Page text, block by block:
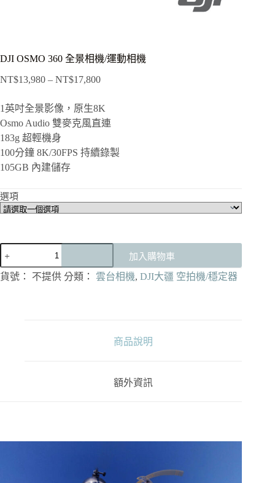
DJI OSMO 360 全景相機/運動相機
NT$13,980 – NT$17,800價
範
圍：
到
1英吋全景影像，原生8K
Osmo Audio 雙麥克風直連
183g 超輕機身
100分鐘 8K/30FPS 持續錄製
105GB 內建儲存
選項
DJI
OSMO
360
全
加入購物車
貨號： 不提供 分類： 雲台相機, DJI大疆 空拍機/穩定器
商品說明
額外資訊